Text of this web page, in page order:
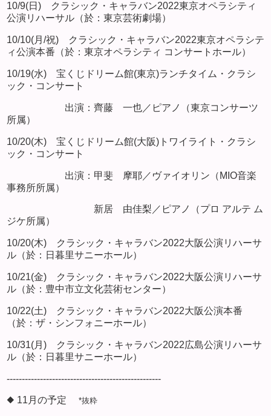
10/9(日) クラシック・キャラバン2022東京オペラシティ
公演リハーサル（於：東京芸術劇場）
10/10(月/祝) クラシック・キャラバン2022東京オペラシテ
ィ公演本番（於：東京オペラシティ コンサートホール）
10/19(水) 宝くじドリーム館(東京)ランチタイム・クラシ
ック・コンサート
出演：齊藤 一也／ピアノ（東京コンサーツ
所属）
10/20(木) 宝くじドリーム館(大阪)トワイライト・クラシ
ック・コンサート
出演：甲斐 摩耶／ヴァイオリン（MIO音楽
事務所所属）
新居 由佳梨／ピアノ（プロ アルテ ム
ジケ所属）
10/20(木) クラシック・キャラバン2022大阪公演リハーサ
ル（於：日暮里サニーホール）
10/21(金) クラシック・キャラバン2022大阪公演リハーサ
ル（於：豊中市立文化芸術センター）
10/22(土) クラシック・キャラバン2022大阪公演本番
（於：ザ・シンフォニーホール）
10/31(月) クラシック・キャラバン2022広島公演リハーサ
ル（於：日暮里サニーホール）
---------------------------------------------------
◆ 11月の予定 *抜粋